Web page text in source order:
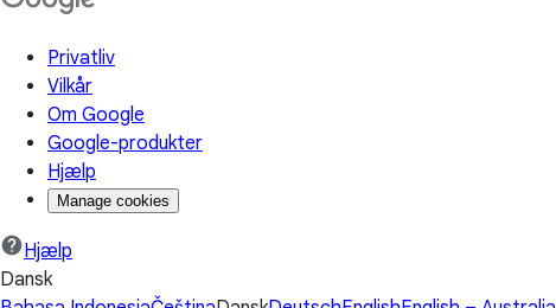
Privatliv
Vilkår
Om Google
Google-produkter
Hjælp
Manage cookies
Hjælp
Dansk